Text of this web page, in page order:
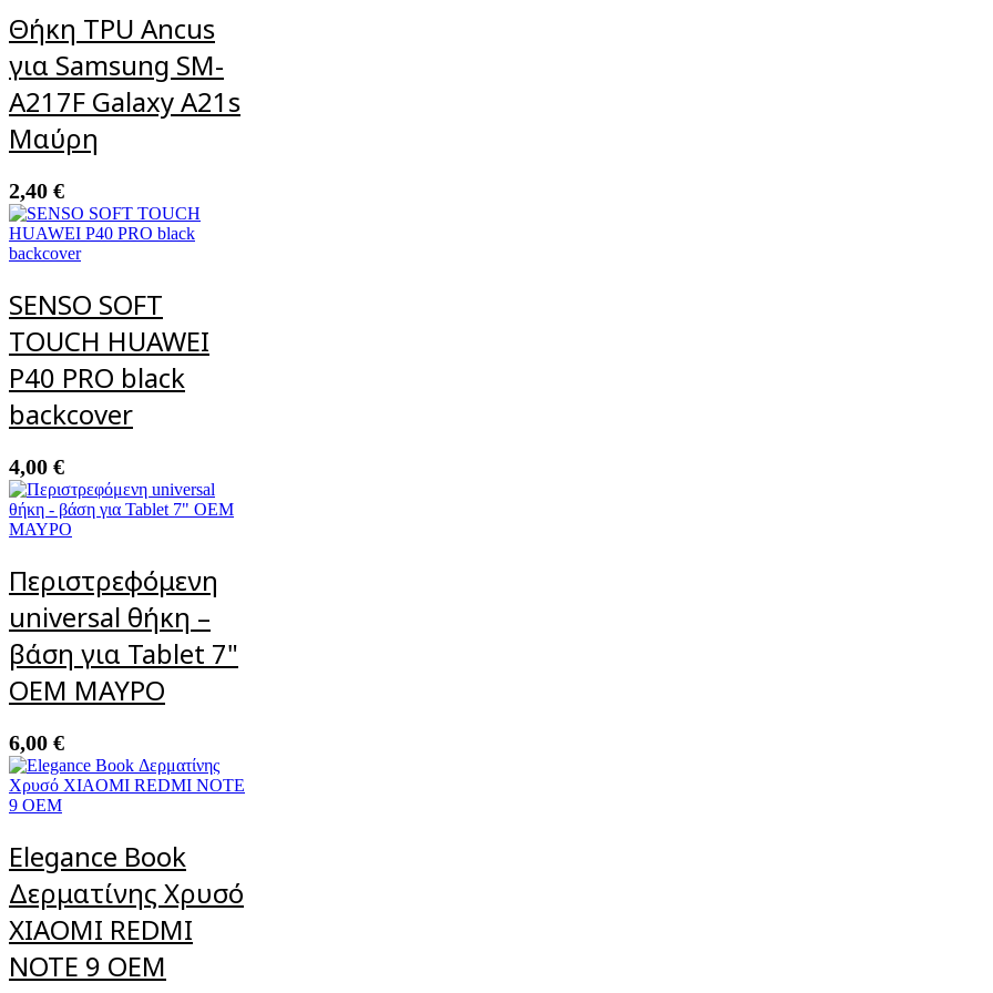
Θήκη TPU Ancus
για Samsung SM-
A217F Galaxy A21s
Μαύρη
2,40 €
SENSO SOFT
TOUCH HUAWEI
P40 PRO black
backcover
4,00 €
Περιστρεφόμενη
universal θήκη –
βάση για Tablet 7"
OEM ΜΑΥΡΟ
6,00 €
Elegance Book
Δερματίνης Χρυσό
XIAOMI REDMI
NOTE 9 OEM